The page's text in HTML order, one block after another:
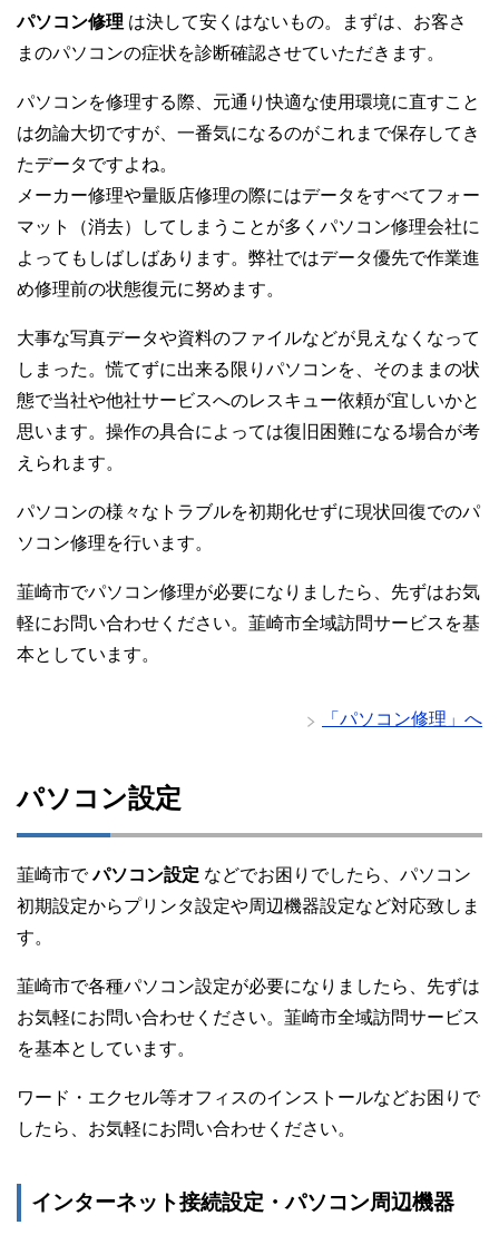
パソコン修理 は決して安くはないもの。まずは、お客さ
まのパソコンの症状を診断確認させていただきます。
パソコンを修理する際、元通り快適な使用環境に直すこと
は勿論大切ですが、一番気になるのがこれまで保存してき
たデータですよね。
メーカー修理や量販店修理の際にはデータをすべてフォー
マット（消去）してしまうことが多くパソコン修理会社に
よってもしばしばあります。弊社ではデータ優先で作業進
め修理前の状態復元に努めます。
大事な写真データや資料のファイルなどが見えなくなって
しまった。慌てずに出来る限りパソコンを、そのままの状
態で当社や他社サービスへのレスキュー依頼が宜しいかと
思います。操作の具合によっては復旧困難になる場合が考
えられます。
パソコンの様々なトラブルを初期化せずに現状回復でのパ
ソコン修理を行います。
韮崎市でパソコン修理が必要になりましたら、先ずはお気
軽にお問い合わせください。韮崎市全域訪問サービスを基
本としています。
「パソコン修理」へ
パソコン設定
韮崎市でパソコン設定 などでお困りでしたら、パソコン
初期設定からプリンタ設定や周辺機器設定など対応致しま
す。
韮崎市で各種パソコン設定が必要になりましたら、先ずは
お気軽にお問い合わせください。韮崎市全域訪問サービス
を基本としています。
ワード・エクセル等オフィスのインストールなどお困りで
したら、お気軽にお問い合わせください。
インターネット接続設定・パソコン周辺機器